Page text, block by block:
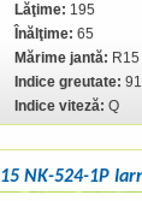
Lăţime: 195
Înălţime: 65
Mărime jantă: R15
Indice greutate: 91
Indice viteză: Q
NK-524-1P